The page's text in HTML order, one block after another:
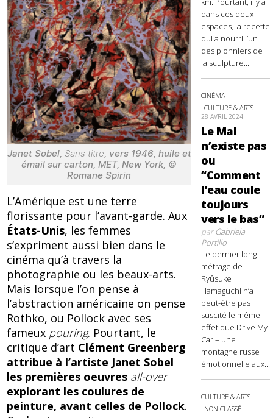
Janet Sobel, Sans titre, vers 1946, huile et
émail sur carton, MET, New York, ©
Romane Spirin
L’Amérique est une terre
florissante pour l’avant-garde. Aux
États-Unis, les femmes
s’expriment aussi bien dans le
cinéma qu’à travers la
photographie ou les beaux-arts.
Mais lorsque l’on pense à
l’abstraction américaine on pense
Rothko, ou Pollock avec ses
fameux pouring. Pourtant, le
critique d’art Clément Greenberg
attribue à l’artiste Janet Sobel
les premières oeuvres all-over
explorant les coulures de
peinture, avant celles de Pollock.
dans ces deux
espaces, la recette
qui a nourri l’un
des pionniers de
la sculpture...
CINÉMA
CULTURE & ARTS
28 AVRIL 2024
Le Mal
n’existe pas
ou
“Comment
l’eau coule
toujours
vers le bas”
parGabriela
Portillo
Le dernier long
métrage de
Ryûsuke
Hamaguchi n’a
peut-être pas
suscité le même
effet que Drive My
Car – une
montagne russe
émotionnelle aux...
CULTURE & ARTS
NON CLASSÉ